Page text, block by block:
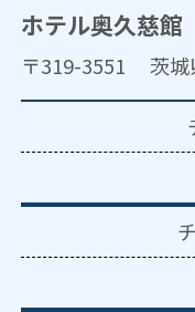
ホテル奥久慈館
〒319-3551 茨城